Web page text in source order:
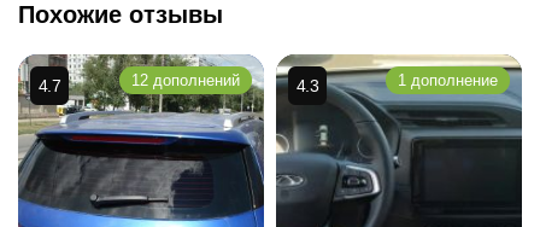
Похожие отзывы
4.7 12 дополнений 4.3 1 дополнение